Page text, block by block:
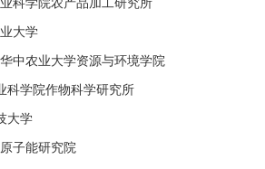
科学院农产品加工研究所
大学
中农业大学资源与环境学院
科学院作物科学研究所
大学
子能研究院